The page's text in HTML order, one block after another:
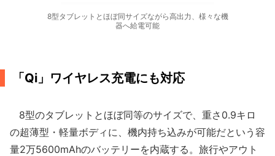
8型タブレットとほぼ同サイズながら高出力、様々な機
器へ給電可能
「Qi」ワイヤレス充電にも対応
8型のタブレットとほぼ同等のサイズで、重さ0.9キロ
の超薄型・軽量ボディに、機内持ち込みが可能だという容
量2万5600mAhのバッテリーを内蔵する。旅行やアウト